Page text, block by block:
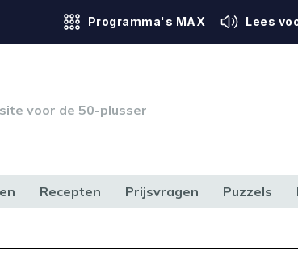
Programma's MAX Lees
voor de 50-plusser
Recepten Prijsvragen Puzzels